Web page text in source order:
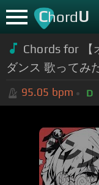
ChordU
Chords for 【
ダンス 歌ってみ
95.05 bpm D